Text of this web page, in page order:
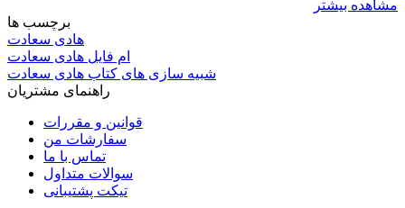
مشاهده بیشتر
برچسب ها
هادی سعادت
ام فایل هادی سعادت
شبیه سازی های کتاب هادی سعادت
راهنمای مشتریان
قوانین و مقررات
سفارشات من
تماس با ما
سوالات متداول
تیکت پشتیبانی